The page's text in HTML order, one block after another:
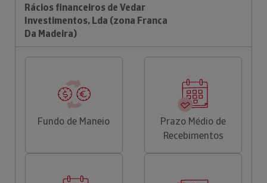
Rácios financeiros de Vedar
Investimentos, Lda (zona Franca
Da Madeira)
Fundo de Maneio
Prazo Médio de
Recebimentos